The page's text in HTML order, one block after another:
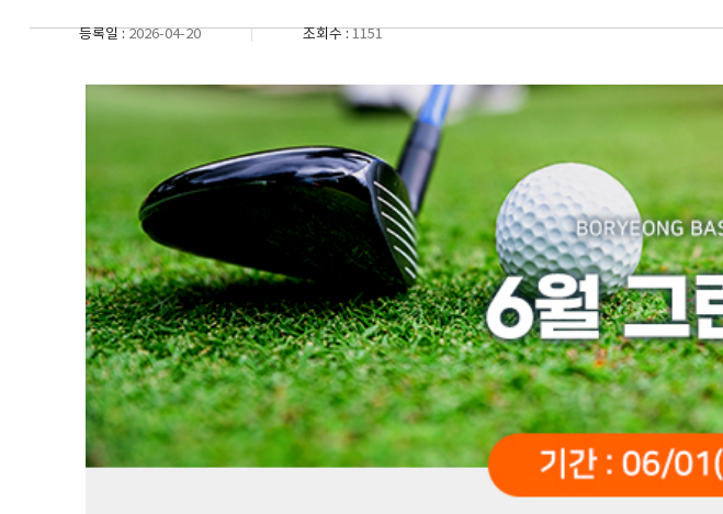
등록일 : 2026-04-20 조회수 : 1151